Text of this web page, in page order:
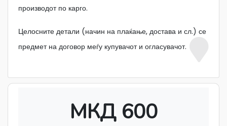
производот по карго.
Целосните детали (начин на плаќање, достава и сл.) се
предмет на договор меѓу купувачот и огласувачот.
МКД 600